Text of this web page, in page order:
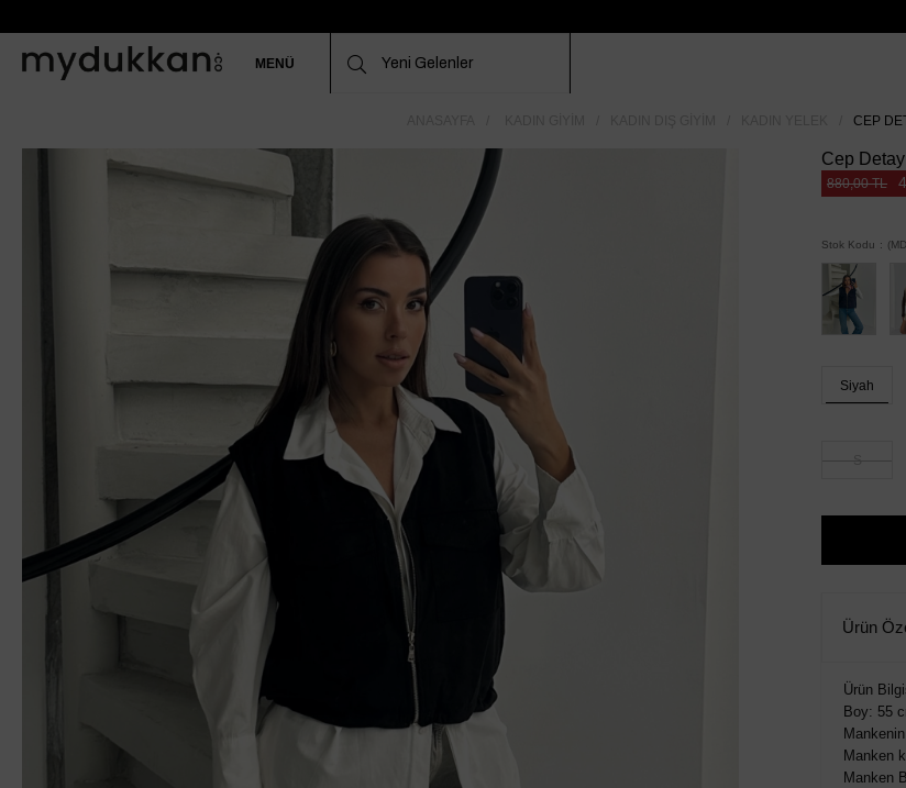
MENÜ
CEP
Cep
880,00 TL
Stok Kodu
Siyah
Ürün
Ürün
Boy: 55
Manken
Manken